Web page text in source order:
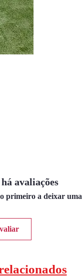
avaliações
primeiro a deixar